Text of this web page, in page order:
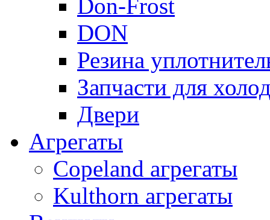
Don-Frost
DON
Резина
Запчасти для
Двери
Агрегаты
Copeland агрегаты
Kulthorn агрегаты